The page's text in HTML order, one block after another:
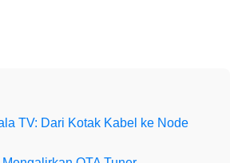
TV: Dari Kotak Kabel ke Node